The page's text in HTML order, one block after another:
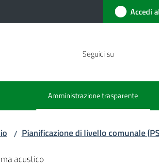
Accedi
Seguici su
Amministrazione trasparente
Menu selezionato
/ Pianificazione di livello comunale
acustico